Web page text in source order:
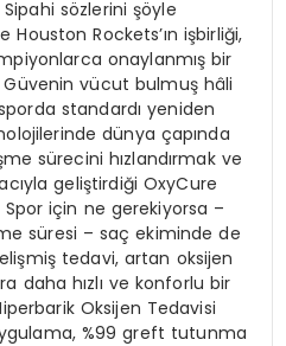
Sipahi sözlerini şöyle
Houston Rockets’ın işbirliği,
onaylanmış bir
Güvenin vücut bulmuş hâli
standardı yeniden
dünya çapında
sürecini hızlandırmak ve
geliştirdiği OxyCure
için ne gerekiyorsa –
süresi – saç ekiminde de
tedavi, artan oksijen
daha hızlı ve konforlu bir
Oksijen Tedavisi
%99 greft tutunma